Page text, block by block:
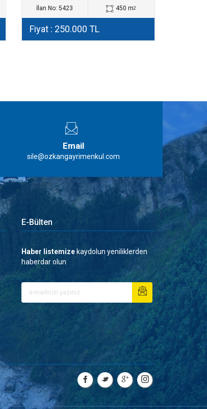
İlan No: 5423 450 m2
Fiyat : 250.000 TL
Email
sile@ozkangayrimenkul.com
E-Bülten
Haber listemizekaydolun yeniliklerden
haberdar olun